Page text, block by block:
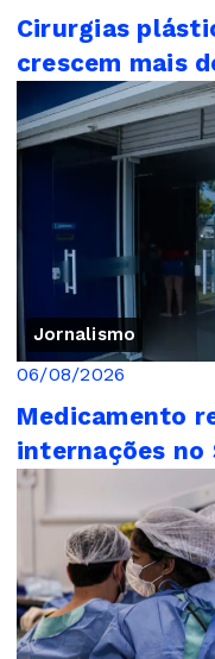
Cirurgias
crescem mais
Jornalismo
06/08/2026
Medicamento
internações no